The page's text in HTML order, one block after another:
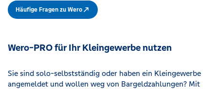
Häufige Fragen zu Wero
Wero-PRO für Ihr Kleingewerbe nutzen
Sie sind solo-selbstständig oder haben ein Kleingewerbe
angemeldet und wollen weg von Bargeldzahlungen? Mit